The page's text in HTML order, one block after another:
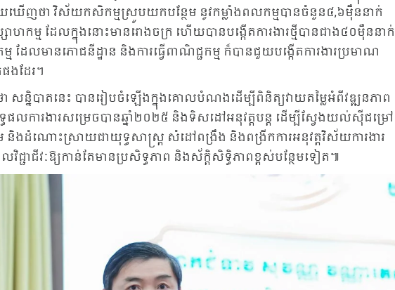
យឃើញថា វិស័យកសិកម្មស្រូបយកបន្ថែម នូវកម្លាំងពលកម្មបានចំនួន៤,៦ម៉ឺននាក់
កម្ម ដែលក្នុងនោះមានរោងចក្រ ហើយបានបង្កើតការងារថ្មីបានជាង៤០ម៉ឺននាក់
ដែលមានភោជនីដ្ឋាន និងការធ្វើពាណិជ្ជកម្ម ក៏បានជួយបង្កើតការងារប្រមាណ
ងដែរ។
ា សន្និបាតនេះ បានរៀបចំឡើងក្នុងគោលបំណងដើម្បីពិនិត្យវាយតម្លៃអំពីវឌ្ឍនភាព
ធផលការងារសម្រេចបានឆ្នាំ២០២៥ និងទិសដៅអនុវត្តបន្ត ដើម្បីស្វែងយល់ស៊ីជម្រៅ
ងដំណោះស្រាយជាយុទ្ធសាស្រ្ត សំដៅពង្រឹង និងពង្រីកការអនុវត្តវិស័យការងារ
ជ្ជាជីវៈឱ្យកាន់តែមានប្រសិទ្ធភាព និងស័ក្តិសិទ្ធិភាពខ្ពស់បន្ថែមទៀត៕